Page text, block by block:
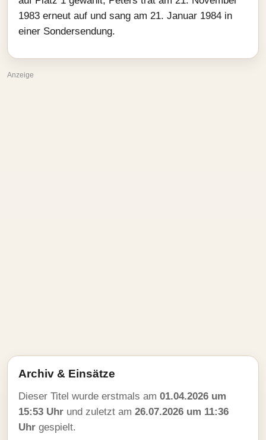
1983 erneut auf und sang am 21. Januar 1984 in
einer Sondersendung.
Anzeige
Archiv & Einsätze
Dieser Titel wurde erstmals am 01.04.2026 um
15:53 Uhr und zuletzt am 26.07.2026 um 11:36
Uhr gespielt.